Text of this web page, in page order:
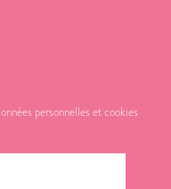
personnelles et cookies